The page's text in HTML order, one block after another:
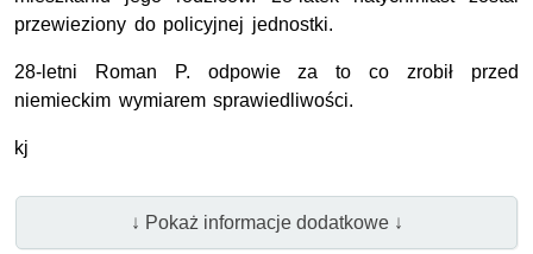
przewieziony do policyjnej jednostki.
28-letni Roman P. odpowie za to co zrobił przed
niemieckim wymiarem sprawiedliwości.
kj
↓ Pokaż informacje dodatkowe ↓